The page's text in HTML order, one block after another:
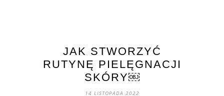
JAK STWORZYĆ
RUTYNĘ PIELĘGNACJI
SKÓRY￼
14 LISTOPADA 2022